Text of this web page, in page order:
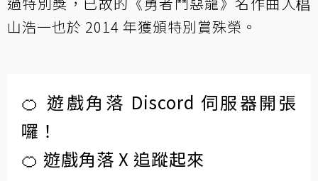
山浩一也於 2014 年獲頒特別賞殊榮。
🍊 遊戲角落 Discord 伺服器開張
囉！
🍊 遊戲角落 X 追蹤起來